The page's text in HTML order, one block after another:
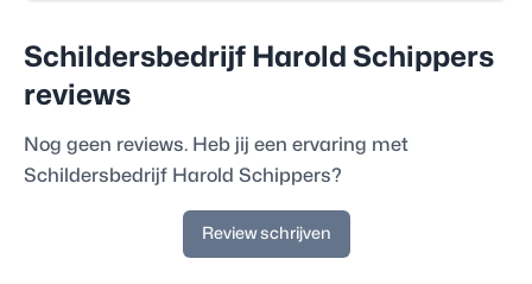
Schildersbedrijf Harold Schippers
reviews
Nog geen reviews. Heb jij een ervaring met
Schildersbedrijf Harold Schippers?
Review schrijven